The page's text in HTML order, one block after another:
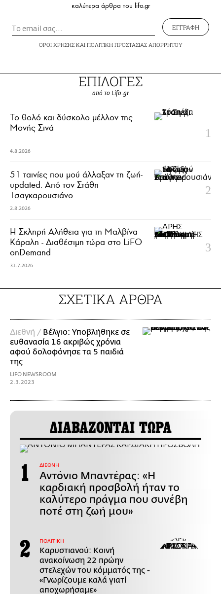
καλύτερα άρθρα του lifo.gr
ΕΓΓΡΑΦΗ
ΟΡΟΙ ΧΡΗΣΗΣΚΑΙ ΠΟΛΙΤΙΚΗ ΠΡΟΣΤΑΣΙΑΣ ΑΠΟΡΡΗΤΟΥ
ΕΠΙΛΟΓΕΣ
από το Lifo.gr
Το θολό και δύσκολο μέλλον της
Μονής Σινά
4.8.2026
51 ταινίες που μού άλλαξαν τη ζωή-
updated. Aπό τον Στάθη
Τσαγκαρουσιάνο
2.8.2026
Η Σκληρή Αλήθεια για τη Μαλβίνα
Κάραλη - Διαθέσιμη τώρα στo LiFO
onDemand
31.7.2026
ΣΧΕΤΙΚΑ ΑΡΘΡΑ
Διεθνή / Βέλγιο: Υποβλήθηκε σε
ευθανασία 16 ακριβώς χρόνια
αφού δολοφόνησε τα 5 παιδιά
της
LIFO NEWSROOM
2.3.2023
ΔΙΑΒΑΖΟΝΤΑΙ ΤΩΡΑ
ΔΙΕΘΝΗ
Αντόνιο Μπαντέρας: «Η
καρδιακή προσβολή ήταν το
καλύτερο πράγμα που συνέβη
ποτέ στη ζωή μου»
ΠΟΛΙΤΙΚΗ
Καρυστιανού: Κοινή
ανακοίνωση 22 πρώην
στελεχών του κόμματός της -
«Γνωρίζουμε καλά γιατί
αποχωρήσαμε»